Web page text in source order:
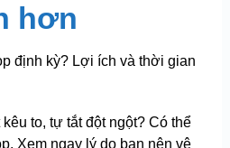
hơn
định kỳ? Lợi ích và thời gian
to, tự tắt đột ngột? Có thể
Xem ngay lý do bạn nên vệ